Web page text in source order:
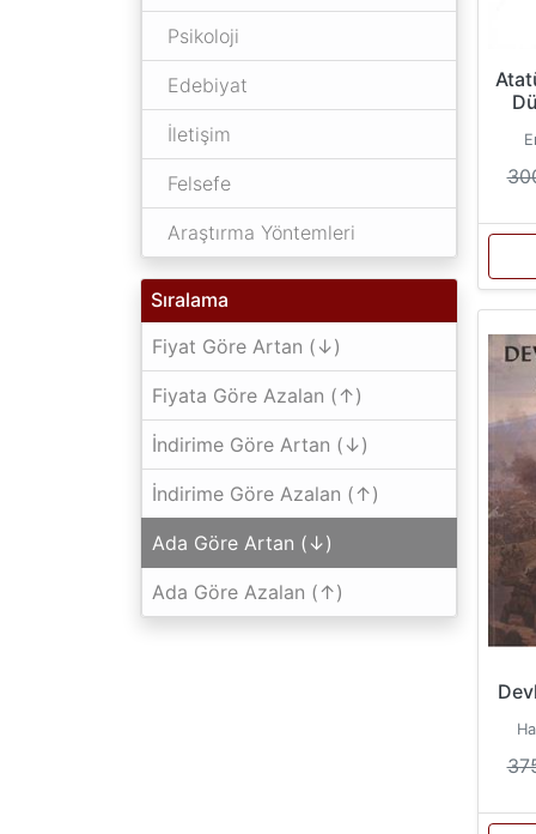
Psikoloji
Edebiyat
İletişim
Felsefe
Araştırma Yöntemleri
Sıralama
Fiyat Göre Artan (↓)
Fiyata Göre Azalan (↑)
İndirime Göre Artan (↓)
İndirime Göre Azalan (↑)
Ada Göre Artan (↓)
Ada Göre Azalan (↑)